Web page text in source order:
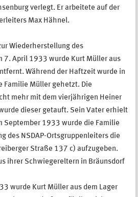
verlegt. Er arbeitete auf der
Max Hähnel.
Wiederherstellung des
7. April 1933 wurde Kurt Müller aus
Während der Haftzeit wurde in
Familie Müller gehetzt. Die
mehr mit dem vierjährigen Heiner
dieser getauft. Sein Vater erhielt
September 1933 wurde die Familie
des NSDAP-Ortsgruppenleiters die
Straße 137 c) aufzugeben.
ihrer Schwiegereltern in Bräunsdorf
wurde Kurt Müller aus dem Lager